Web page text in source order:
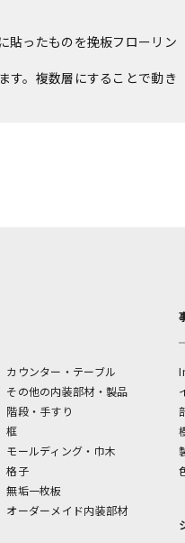
貼ったものを挽板フローリン
す。複数層にすることで動き
カウンター・テーブル
その他の内装部材・製品
階段・手すり
框
モールディング・巾木
格子
無垢一枚板
オーダーメイド内装部材